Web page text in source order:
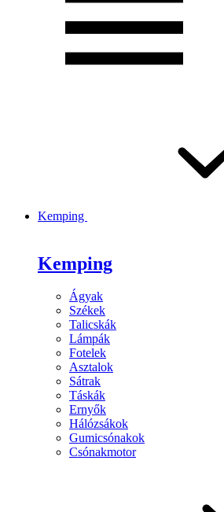
Kemping
Kemping
Ágyak
Székek
Talicskák
Lámpák
Fotelek
Asztalok
Sátrak
Táskák
Ernyők
Hálózsákok
Gumicsónakok
Csónakmotor